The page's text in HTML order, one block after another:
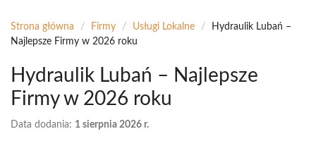
Strona główna / Firmy / Usługi Lokalne /
Hydraulik Lubań –
Najlepsze Firmy w 2026 roku
Hydraulik Lubań – Najlepsze
Firmy w 2026 roku
Data dodania: 1 sierpnia 2026 r.